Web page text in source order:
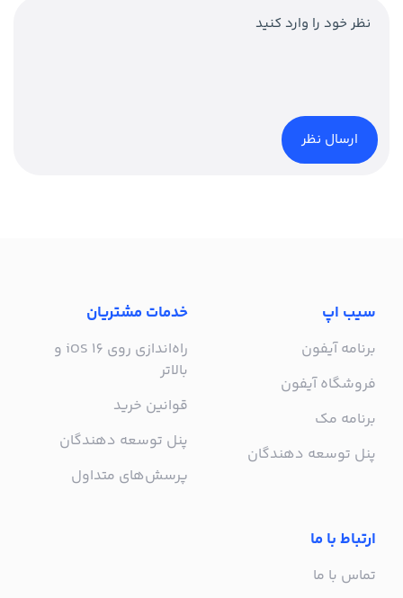
سیب اپ
برنامه آیفون
فروشگاه آیفون
برنامه مک
پنل توسعه دهندگان
خدمات مشتریان
راه‌اندازی روی iOS 16 و
بالاتر
قوانین خرید
پنل توسعه دهندگان
پرسش‌های متداول
ارتباط با ما
تماس با ما